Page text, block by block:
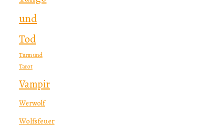
und
Tod
Turm und
Tarot
Vampir
Werwolf
Wolfsfeuer